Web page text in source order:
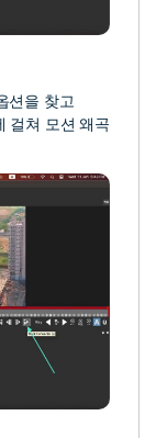
션을 찾고
걸쳐 모션 왜곡